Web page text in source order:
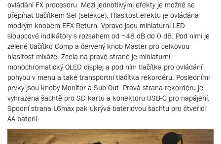
ovládání FX procesoru. Mezi jednotlivými efekty je možné se
přepínat tlačítkem Sel (selekce). Hlasitost efektu je ovládána
modrým knobem EFX Return. Vpravo jsou miniaturní LED
sloupcové indikátory s rozsahem od −48 dB do 0 dB. Pod nimi je
zelené tlačítko Comp a červený knob Master pro celkovou
hlasitost mixáže. Zcela na pravé straně je miniaturní
monochromatický OLED displej a pod ním tlačítka pro ovládání
pohybu v menu a také transportní tlačítka rekordéru. Posledními
prvky jsou knoby Monitor a Sub Out. Pravá strana rekordéru je
vyhrazena šachtě pro SD kartu a konektoru USB-C pro napájení.
Spodní strana L6max pak ukrývá bateriovou šachtu pro čtveřici
AA baterií.